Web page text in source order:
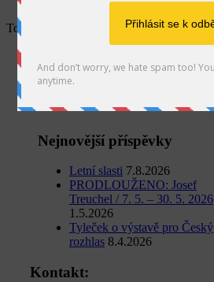
Tomaš Hřivnáč
Václav Šipoš
Tomaš Hřivnáč
Nejnovější příspěvky
Letní slasti 7.8.2026
PRODLOUŽENO: Josef
Treuchel / 7. 5. – 30. 5. 2026
1.5.2026
Tyleček o výstavě pro Český
rozhlas 8.4.2026
Kontakt: